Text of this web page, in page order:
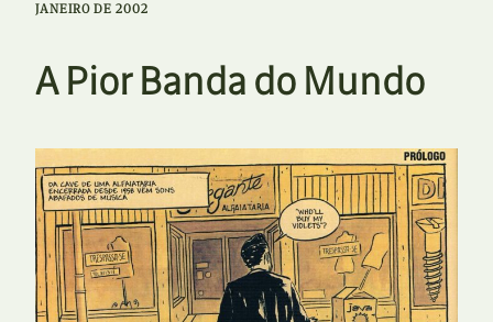
JANEIRO DE 2002
A Pior Banda do Mundo